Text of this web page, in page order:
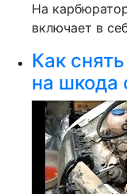
На
включает в
Как
на шкода